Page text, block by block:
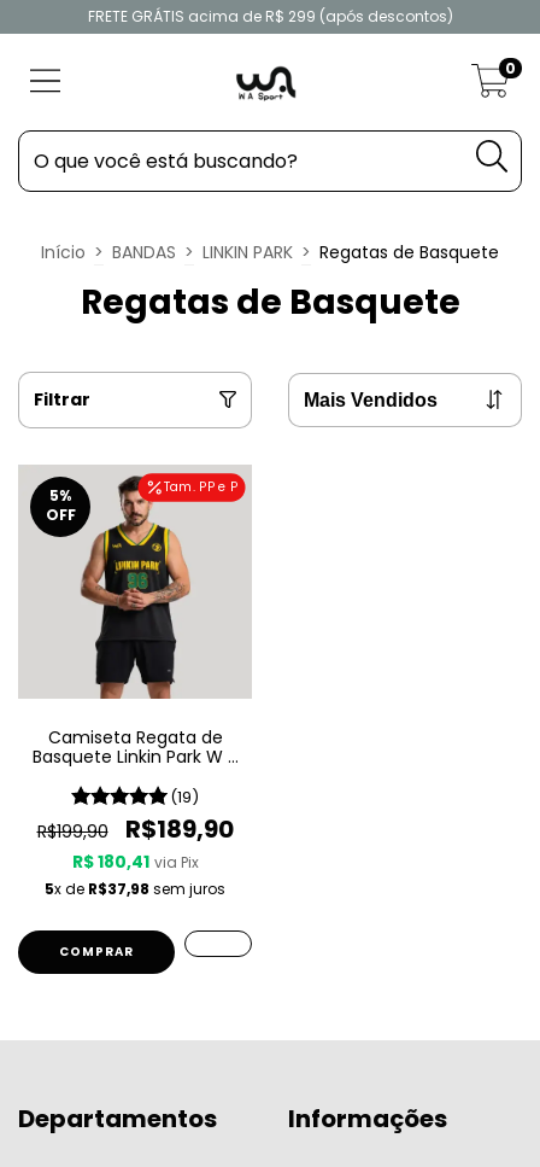
FRETE GRÁTIS acima de R$ 299 (após descontos)
0
Início > BANDAS > LINKIN PARK > Regatas de Basquete
Regatas de Basquete
Filtrar
Tam. PP e P
5%
OFF
Camiseta Regata de
Basquete Linkin Park W A
(19)
R$199,90 R$189,90
R$ 180,41 via Pix
5x de R$37,98 sem juros
COMPRAR
Departamentos Informações